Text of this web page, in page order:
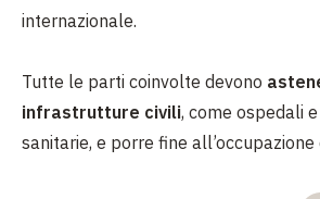
internazionale.
Tutte le parti coinvolte devono
infrastrutture civili, come ospedali
sanitarie, e porre fine